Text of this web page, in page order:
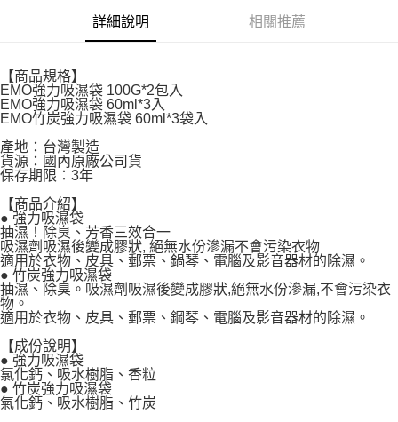
每筆NT$60，滿NT$599(含以上)免運費
每筆NT$60，滿NT$599(含以上)免運費
宅配
每筆NT$120，滿NT$1,999(含以上)免運費
詳細說明 相關推薦
【商品規格】
EMO強力吸濕袋 100G*2包入
EMO強力吸濕袋 60ml*3入
EMO竹炭強力吸濕袋 60ml*3袋入
產地：台灣製造
貨源：國內原廠公司貨
保存期限：3年
【商品介紹】
● 強力吸濕袋
抽濕！除臭、芳香三效合一
吸濕劑吸濕後變成膠狀, 絕無水份滲漏不會污染衣物
適用於衣物、皮具、郵票、鍋琴、電腦及影音器材的除濕。
● 竹炭強力吸濕袋
抽濕、除臭。吸濕劑吸濕後變成膠狀,絕無水份滲漏,不會污染衣
物。
適用於衣物、皮具、郵票、鋼琴、電腦及影音器材的除濕。
【成份說明】
● 強力吸濕袋
氯化鈣、吸水樹脂、香粒
● 竹炭強力吸濕袋
氣化鈣、吸水樹脂、竹炭